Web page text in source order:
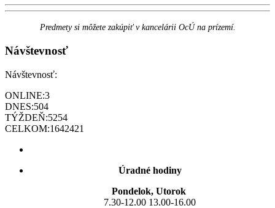
Predmety si môžete zakúpiť v kancelárii OcÚ na prízemí.
Návštevnosť
Návštevnosť:
ONLINE:3
DNES:504
TÝŽDEŇ:5254
CELKOM:1642421
Úradné hodiny
Pondelok, Utorok
7.30-12.00 13.00-16.00